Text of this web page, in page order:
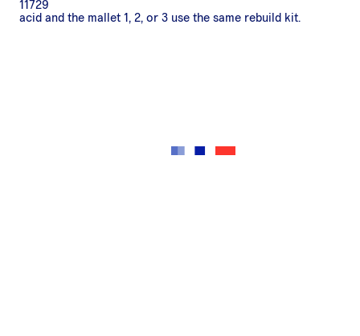
11729
acid and the mallet 1, 2, or 3 use the same rebuild kit.